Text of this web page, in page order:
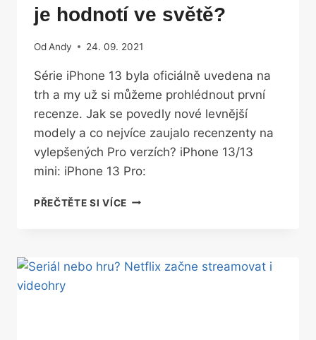
je hodnotí ve světě?
Od Andy 24. 09. 2021
Série iPhone 13 byla oficiálně uvedena na
trh a my už si můžeme prohlédnout první
recenze. Jak se povedly nové levnější
modely a co nejvíce zaujalo recenzenty na
vylepšených Pro verzích? iPhone 13/13
mini: iPhone 13 Pro:
PŘEČTĚTE SI VÍCENOVÉ
JE